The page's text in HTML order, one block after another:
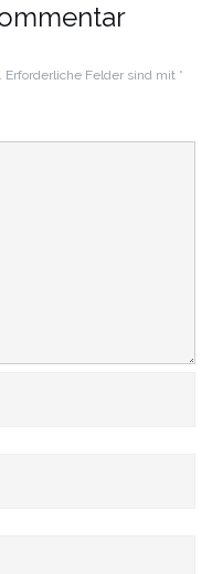
Erforderliche Felder sind mit *